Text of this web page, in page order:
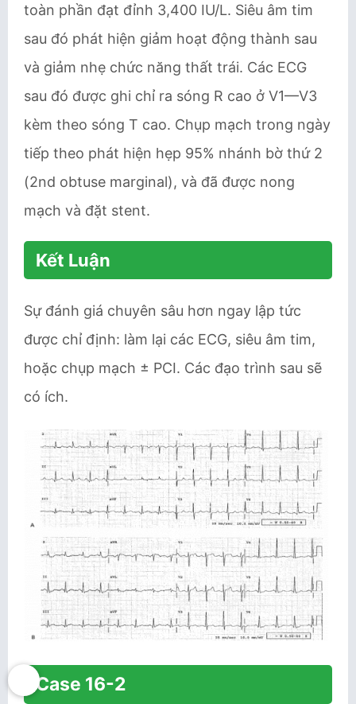
toàn phần đạt đỉnh 3,400 IU/L. Siêu âm tim
sau đó phát hiện giảm hoạt động thành sau
và giảm nhẹ chức năng thất trái. Các ECG
sau đó được ghi chỉ ra sóng R cao ở V1—V3
kèm theo sóng T cao. Chụp mạch trong ngày
tiếp theo phát hiện hẹp 95% nhánh bờ thứ 2
(2nd obtuse marginal), và đã được nong
mạch và đặt stent.
Kết Luận
Sự đánh giá chuyên sâu hơn ngay lập tức
được chỉ định: làm lại các ECG, siêu âm tim,
hoặc chụp mạch ± PCI. Các đạo trình sau sẽ
có ích.
Case 16-2